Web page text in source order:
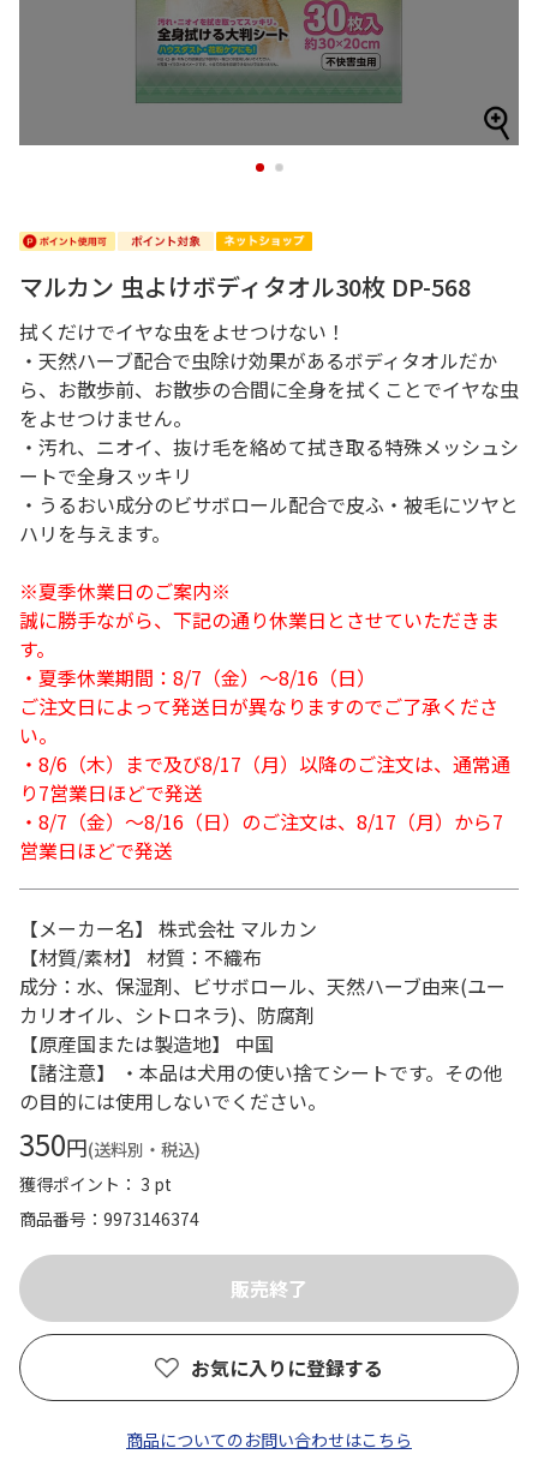
1 2
マルカン 虫よけボディタオル30枚 DP-568
拭くだけでイヤな虫をよせつけない！
・天然ハーブ配合で虫除け効果があるボディタオルだか
ら、お散歩前、お散歩の合間に全身を拭くことでイヤな虫
をよせつけません。
・汚れ、ニオイ、抜け毛を絡めて拭き取る特殊メッシュシ
ートで全身スッキリ
・うるおい成分のビサボロール配合で皮ふ・被毛にツヤと
ハリを与えます。
※夏季休業日のご案内※
誠に勝手ながら、下記の通り休業日とさせていただきま
す。
・夏季休業期間：8/7（金）～8/16（日）
ご注文日によって発送日が異なりますのでご了承くださ
い。
・8/6（木）まで及び8/17（月）以降のご注文は、通常通
り7営業日ほどで発送
・8/7（金）～8/16（日）のご注文は、8/17（月）から7
営業日ほどで発送
【メーカー名】 株式会社 マルカン
【材質/素材】 材質：不織布
成分：水、保湿剤、ビサボロール、天然ハーブ由来(ユー
カリオイル、シトロネラ)、防腐剤
【原産国または製造地】 中国
【諸注意】 ・本品は犬用の使い捨てシートです。その他
の目的には使用しないでください。
350円(送料別・税込)
獲得ポイント： 3 pt
商品番号
9973146374
お気に入りに登録する
商品についてのお問い合わせはこちら